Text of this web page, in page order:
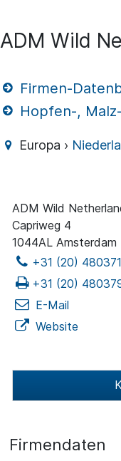
ADM Wild
Firmen-
Hopfen-,
Europa ›
ADM Wild
Capriweg 4
1044AL Amsterdam
+31 (20)
+31 (20)
E-Mail
Website
Firmendaten